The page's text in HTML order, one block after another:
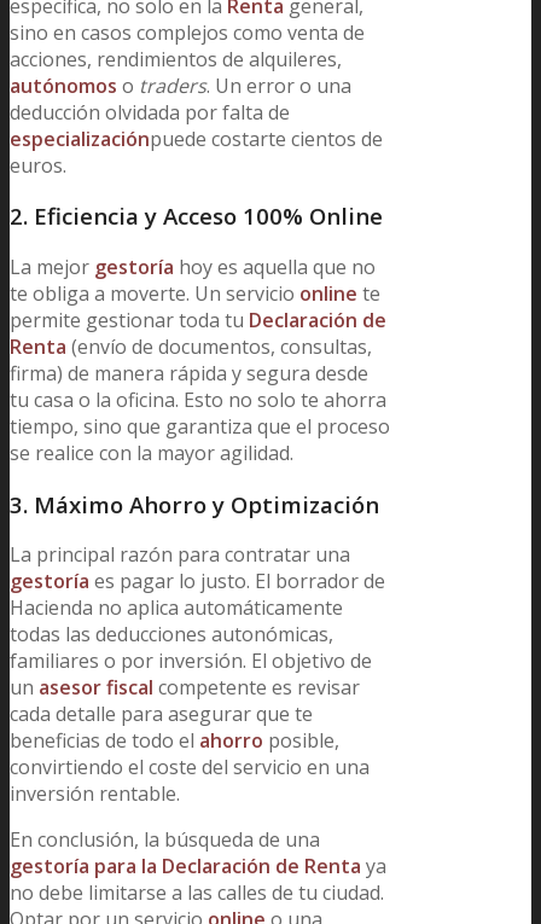
específica, no solo en la Renta general,
sino en casos complejos como venta de
acciones, rendimientos de alquileres,
autónomos o traders. Un error o una
deducción olvidada por falta de
especializaciónpuede costarte cientos de
euros.
2. Eficiencia y Acceso 100% Online
La mejor gestoría hoy es aquella que no
te obliga a moverte. Un servicio online te
permite gestionar toda tu Declaración de
Renta (envío de documentos, consultas,
firma) de manera rápida y segura desde
tu casa o la oficina. Esto no solo te ahorra
tiempo, sino que garantiza que el proceso
se realice con la mayor agilidad.
3. Máximo Ahorro y Optimización
La principal razón para contratar una
gestoría es pagar lo justo. El borrador de
Hacienda no aplica automáticamente
todas las deducciones autonómicas,
familiares o por inversión. El objetivo de
un asesor fiscal competente es revisar
cada detalle para asegurar que te
beneficias de todo el ahorro posible,
convirtiendo el coste del servicio en una
inversión rentable.
En conclusión, la búsqueda de una
gestoría para la Declaración de Renta ya
no debe limitarse a las calles de tu ciudad.